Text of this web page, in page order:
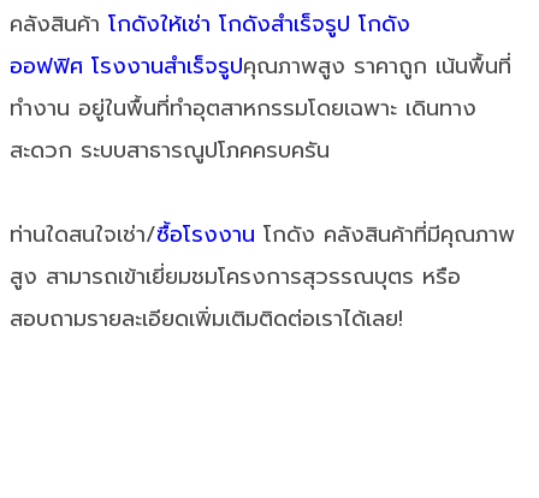
คลังสินค้า โกดังให้เช่า โกดังสำเร็จรูป โกดัง
ออฟฟิศ โรงงานสำเร็จรูปคุณภาพสูง ราคาถูก เน้นพื้นที่
ทำงาน อยู่ในพื้นที่ทำอุตสาหกรรมโดยเฉพาะ เดินทาง
สะดวก ระบบสาธารณูปโภคครบครัน
ท่านใดสนใจเช่า/ซื้อโรงงาน โกดัง คลังสินค้าที่มีคุณภาพ
สูง สามารถเข้าเยี่ยมชมโครงการสุวรรณบุตร หรือ
สอบถามรายละเอียดเพิ่มเติมติดต่อเราได้เลย!